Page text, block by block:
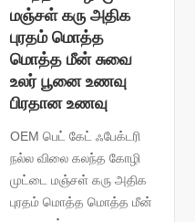
மஞ்சள் கரு அதிக
புரதம் மொத்த
மொத்த மீன் சுவை
உலர் பூனை உணவு
பிரதான உணவு
OEM பெட் கேட் ஃபேக்டரி
நல்ல விலை கலந்த கோழி
முட்டை மஞ்சள் கரு அதிக
புரதம் மொத்த மொத்த மீன்